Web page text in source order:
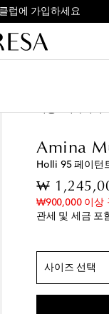
럽에 가입하세요
Amina
Holli 95 페이턴
₩
₩900,000 이상
관세 및 세금 포
사이즈 선택
EU 35 품절
EU 36 품절
EU 36.5 마지
EU 37
EU 37.5 위시
EU 38.5 마지
EU 39 품절
위